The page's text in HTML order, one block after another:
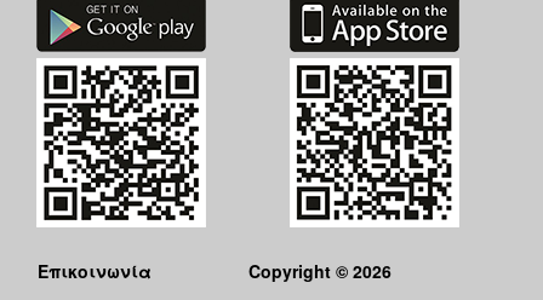
Επικοινωνία
Copyright © 2026